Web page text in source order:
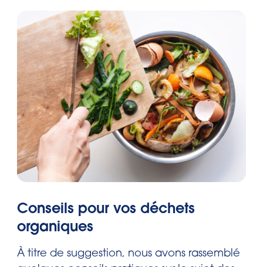
Conseils pour vos déchets
organiques
À titre de suggestion, nous avons rassemblé